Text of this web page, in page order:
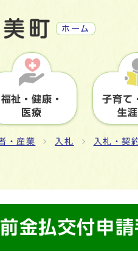
ホーム
福祉・健康・
医療
子育て
生
・産業 入札 入札・契
金払交付申